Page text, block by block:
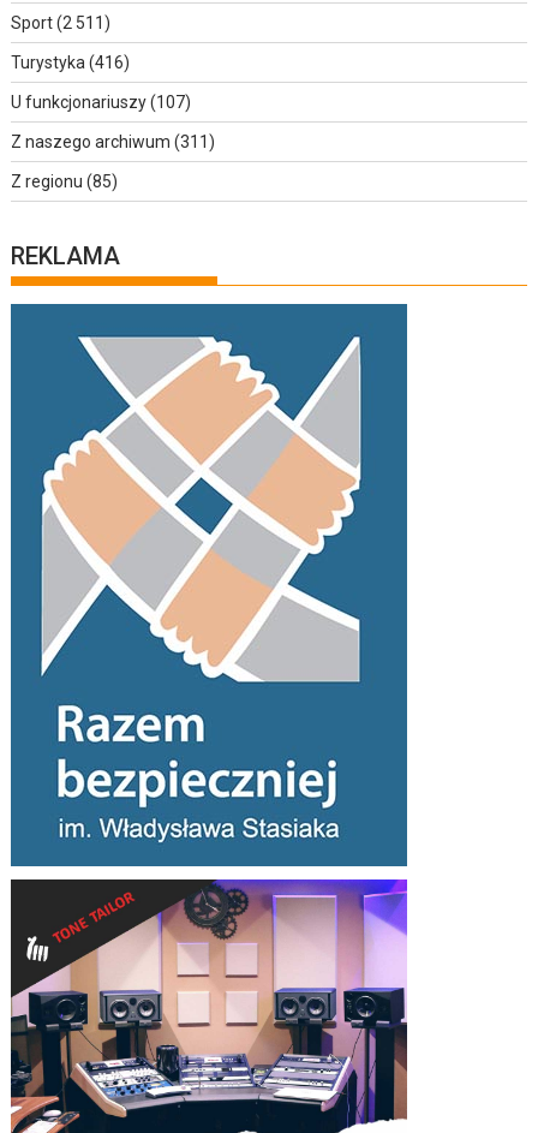
Sport(2 511)
Turystyka (416)
U funkcjonariuszy(107)
Z naszego archiwum (311)
Z regionu (85)
REKLAMA